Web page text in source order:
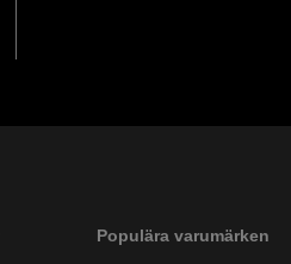
Populära varumärken